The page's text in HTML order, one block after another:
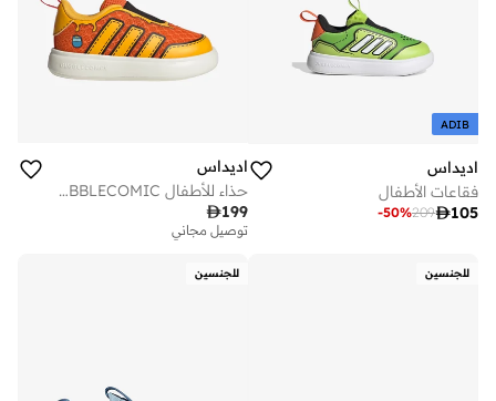
ADIB
اديداس
فقاعات الأطفال
105
209
-50%
اديداس
حذاء للأطفال ADIDAS DISNEY BUBBLECOMIC
199
توصيل مجاني
للجنسين للجنسين